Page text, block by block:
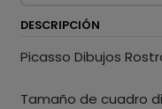
DESCRIPCIÓN
Picasso Dibujos
Tamaño de cuadro